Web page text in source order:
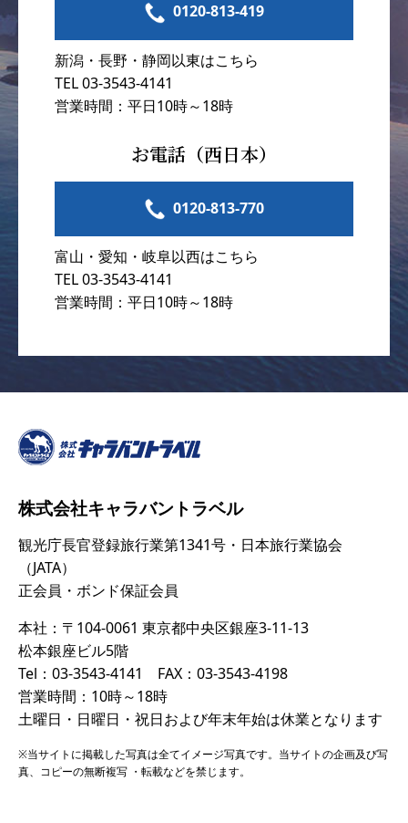
0120-813-419
新潟・長野・静岡以東はこちら
TEL 03-3543-4141
営業時間：平日10時～18時
お電話（西日本）
0120-813-770
富山・愛知・岐阜以西はこちら
TEL 03-3543-4141
営業時間：平日10時～18時
株式会社キャラバントラベル
観光庁長官登録旅行業第1341号・日本旅行業協会
（JATA）
正会員・ボンド保証会員
本社：〒104-0061 東京都中央区銀座3-11-13
松本銀座ビル5階
Tel：03-3543-4141 FAX：03-3543-4198
営業時間：10時～18時
土曜日・日曜日・祝日および年末年始は休業となります
※当サイトに掲載した写真は全てイメージ写真です。当サイトの企画及び写
真、コピーの無断複写 ・転載などを禁じます。